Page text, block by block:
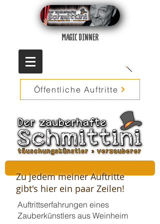
MAGIC DINNER
Öffentliche Auftritte
Zu jedem meiner Auftritte
gibt's hier ein paar Zeilen!
Auftrittserfahrungen eines
Zauberkünstlers aus Weinheim